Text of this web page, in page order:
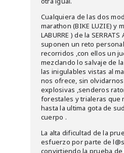
Cualquiera de las dos
marathon (BIKE LUZIE) y
LABURRE ) de la SERRATS
suponen un reto
recorridos ,con ellos un
mezclando lo salvaje de
las inigulables vistas al
nos ofrece, sin
explosivas ,senderos
forestales y trialeras que
hasta la ultima gota de
cuerpo .
La alta dificultad de la
esfuerzo por parte de
convirtiendo la prueba